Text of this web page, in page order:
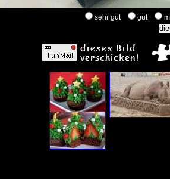
sehr gut gut